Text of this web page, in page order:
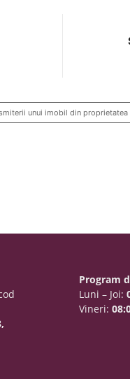
unui imobil din
Program
Luni – Joi:
Vineri: